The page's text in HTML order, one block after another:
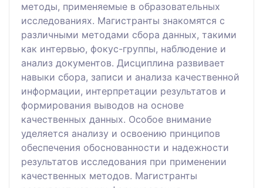
методы, применяемые в образовательных
исследованиях. Магистранты знакомятся с
различными методами сбора данных, такими
как интервью, фокус-группы, наблюдение и
анализ документов. Дисциплина развивает
навыки сбора, записи и анализа качественной
информации, интерпретации результатов и
формирования выводов на основе
качественных данных. Особое внимание
уделяется анализу и освоению принципов
обеспечения обоснованности и надежности
результатов исследования при применении
качественных методов. Магистранты